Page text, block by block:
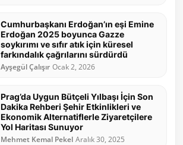
Cumhurbaşkanı Erdoğan’ın eşi Emine
Erdoğan 2025 boyunca Gazze
soykırımı ve sıfır atık için küresel
farkındalık çağrılarını sürdürdü
Ayşegül Çalışır Ocak 2, 2026
Prag’da Uygun Bütçeli Yılbaşı İçin Son
Dakika Rehberi Şehir Etkinlikleri ve
Ekonomik Alternatiflerle Ziyaretçilere
Yol Haritası Sunuyor
Mehmet Kemal Pekel Aralık 30, 2025